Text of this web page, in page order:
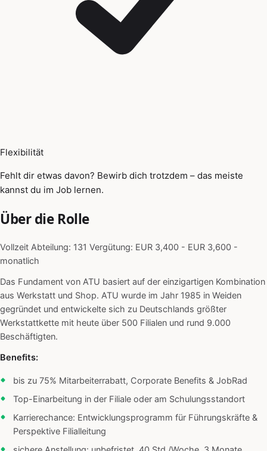
Flexibilität
Fehlt dir etwas davon? Bewirb dich trotzdem – das meiste
kannst du im Job lernen.
Über die Rolle
Vollzeit Abteilung: 131 Vergütung: EUR 3,400 - EUR 3,600 -
monatlich
Das Fundament von ATU basiert auf der einzigartigen Kombination
aus Werkstatt und Shop. ATU wurde im Jahr 1985 in Weiden
gegründet und entwickelte sich zu Deutschlands größter
Werkstattkette mit heute über 500 Filialen und rund 9.000
Beschäftigten.
Benefits:
bis zu 75% Mitarbeiterrabatt, Corporate Benefits & JobRad
Top-Einarbeitung in der Filiale oder am Schulungsstandort
Karrierechance: Entwicklungsprogramm für Führungskräfte &
Perspektive Filialleitung